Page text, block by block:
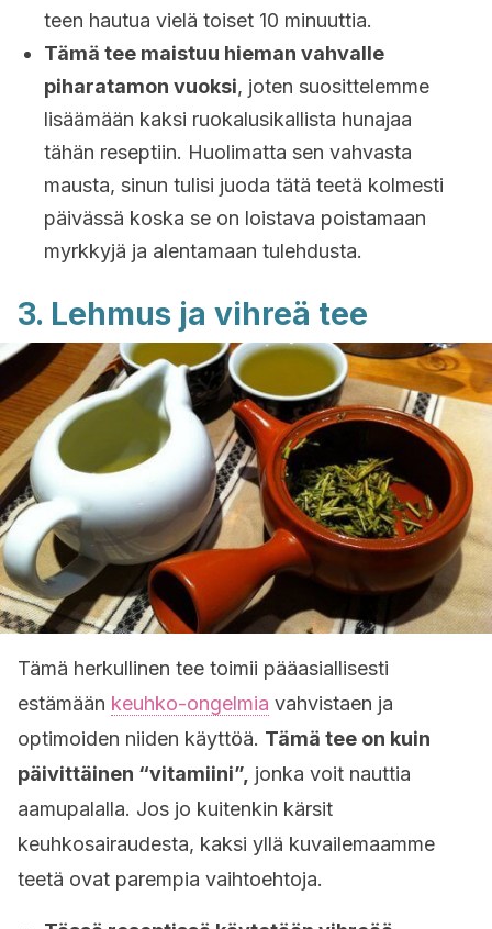
teen hautua vielä toiset 10 minuuttia.
Tämä tee maistuu hieman vahvalle
piharatamon vuoksi, joten suosittelemme
lisäämään kaksi ruokalusikallista hunajaa
tähän reseptiin. Huolimatta sen vahvasta
mausta, sinun tulisi juoda tätä teetä kolmesti
päivässä koska se on loistava poistamaan
myrkkyjä ja alentamaan tulehdusta.
3. Lehmus ja vihreä tee
Tämä herkullinen tee toimii pääasiallisesti
estämään keuhko-ongelmia vahvistaen ja
optimoiden niiden käyttöä. Tämä tee on kuin
päivittäinen “vitamiini”, jonka voit nauttia
aamupalalla. Jos jo kuitenkin kärsit
keuhkosairaudesta, kaksi yllä kuvailemaamme
teetä ovat parempia vaihtoehtoja.